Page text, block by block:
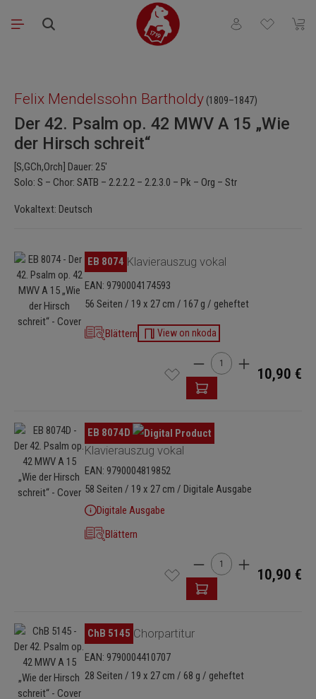
Zum Hauptinhalt springen
Du hast 0
Felix Mendelssohn Bartholdy (1809–1847)
Der 42. Psalm op. 42 MWV A 15 „Wie
der Hirsch schreit“
[S,GCh,Orch] Dauer: 25'
Solo: S – Chor: SATB – 2.2.2.2 – 2.2.3.0 – Pk – Org – Str
Vokaltext: Deutsch
Bildergalerie überspringen
EB 8074 Klavierauszug vokal
EAN: 9790004174593
56 Seiten / 19 x 27 cm / 167 g / geheftet
Blättern View on nkoda
Produkt Anzahl: Gib
10,90 €
Bildergalerie überspringen
EB 8074D
Klavierauszug vokal
EAN: 9790004819852
58 Seiten / 19 x 27 cm / Digitale Ausgabe
Digitale Ausgabe
Blättern
Produkt Anzahl: Gib
10,90 €
Bildergalerie überspringen
ChB 5145 Chorpartitur
EAN: 9790004410707
28 Seiten / 19 x 27 cm / 68 g / geheftet